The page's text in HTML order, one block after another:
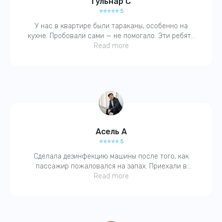
⭐️⭐️⭐️⭐️⭐️ 5
У нас в квартире были тараканы, особенно на
кухне. Пробовали сами — не помогало. Эти ребята
всё сделали за один раз! Очень вежливый
Read more
Асель А
⭐️⭐️⭐️⭐️⭐️ 5
Сделала дезинфекцию машины после того, как
пассажир пожаловался на запах. Приехали в
течение часа, выдали справку, всё чётко. Запах
Read more
г. Астана, ул Потанина 9, БЦ "Азамат"